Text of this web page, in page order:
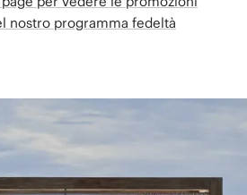
nostro programma fedeltà